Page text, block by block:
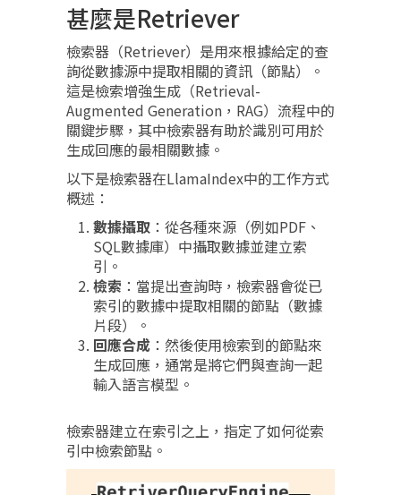
甚麼是Retriever
檢索器（Retriever）是用來根據給定的查
詢從數據源中提取相關的資訊（節點）。
這是檢索增強生成（Retrieval-
Augmented Generation，RAG）流程中的
關鍵步驟，其中檢索器有助於識別可用於
生成回應的最相關數據。
以下是檢索器在LlamaIndex中的工作方式
概述：
數據攝取 ：從各種來源（例如PDF、
SQL數據庫）中攝取數據並建立索
引。
檢索 ：當提出查詢時，檢索器會從已
索引的數據中提取相關的節點（數據
片段）。
回應合成 ：然後使用檢索到的節點來
生成回應，通常是將它們與查詢一起
輸入語言模型。
檢索器建立在索引之上，指定了如何從索
引中檢索節點。